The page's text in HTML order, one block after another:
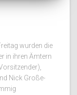
wurden die
in ihren Ämtern
Nick Große-